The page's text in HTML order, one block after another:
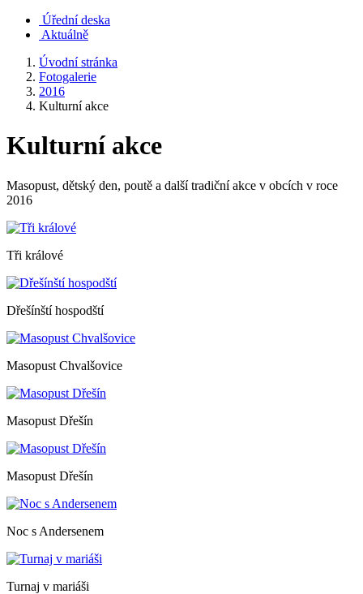
Úřední deska
Aktuálně
Úvodní stránka
Fotogalerie
2016
Kulturní akce
Kulturní akce
Masopust, dětský den, poutě a další tradiční akce v obcích v roce
2016
Tři králové
Dřešínští hospodští
Masopust Chvalšovice
Masopust Dřešín
Masopust Dřešín
Noc s Andersenem
Turnaj v mariáši